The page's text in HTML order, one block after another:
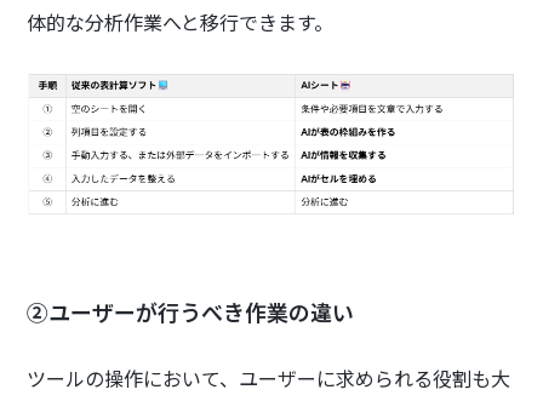
体的な分析作業へと移行できます。
②ユーザーが行うべき作業の違い
ツールの操作において、ユーザーに求められる役割も大